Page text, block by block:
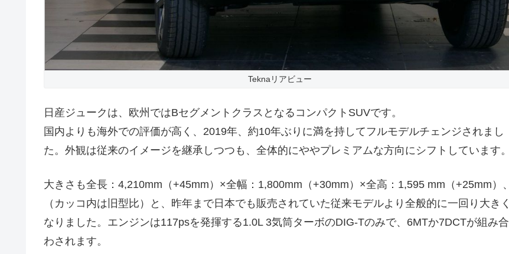
Teknaリアビュー
日産ジュークは、欧州ではBセグメントクラスとなるコンパクトSUVです。
国内よりも海外での評価が高く、2019年、約10年ぶりに満を持してフルモデルチェンジされまし
た。外観は従来のイメージを継承しつつも、全体的にややプレミアムな方向にシフトしています。
大きさも全長：4,210mm（+45mm）×全幅：1,800mm（+30mm）×全高：1,595 mm（+25mm）、
（カッコ内は旧型比）と、昨年まで日本でも販売されていた従来モデルより全般的に一回り大きく
なりました。エンジンは117psを発揮する1.0L 3気筒ターボのDIG-Tのみで、6MTか7DCTが組み合
わされます。